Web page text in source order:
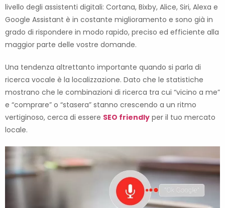
livello degli assistenti digitali: Cortana, Bixby, Alice, Siri, Alexa e
Google Assistant è in costante miglioramento e sono già in
grado di rispondere in modo rapido, preciso ed efficiente alla
maggior parte delle vostre domande.
Una tendenza altrettanto importante quando si parla di
ricerca vocale è la localizzazione. Dato che le statistiche
mostrano che le combinazioni di ricerca tra cui “vicino a me”
e “comprare” o “stasera” stanno crescendo a un ritmo
vertiginoso, cerca di essere SEO friendly per il tuo mercato
locale.